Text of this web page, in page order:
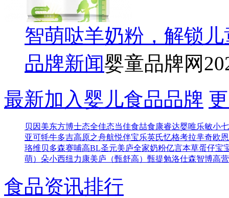
智萌哒羊奶粉，解锁
品牌新闻婴童品牌网
最新加入婴儿食品品牌
贝因美东方博士态全佳态当佳食喆食康睿达婴唯乐敏小七
亚可牦牛多吉高原之舟航悦伴宝乐英氏忆格考拉芈奇欧
珞维贝多森赛哺高BL圣元美庐全家奶粉亿言本草蛋仔宝
萌） 朵小西纽力康美庐（甄舒高） 甄提勉洛仕森智博高
食品资讯排行